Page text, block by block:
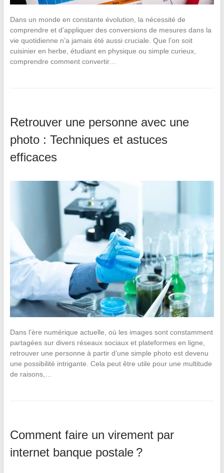
Dans un monde en constante évolution, la nécessité de
comprendre et d’appliquer des conversions de mesures dans la
vie quotidienne n’a jamais été aussi cruciale. Que l’on soit
cuisinier en herbe, étudiant en physique ou simple curieux,
comprendre comment convertir…
Retrouver une personne avec une
photo : Techniques et astuces
efficaces
Dans l’ère numérique actuelle, où les images sont constamment
partagées sur divers réseaux sociaux et plateformes en ligne,
retrouver une personne à partir d’une simple photo est devenu
une possibilité intrigante. Cela peut être utile pour une multitude
de raisons,…
Comment faire un virement par
internet banque postale ?